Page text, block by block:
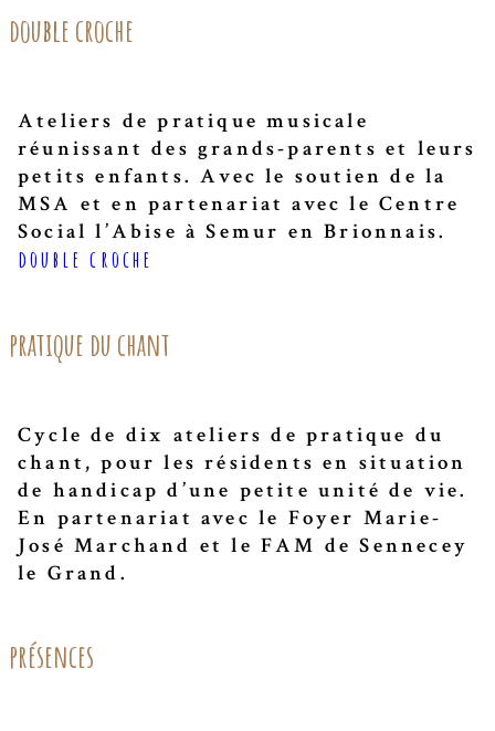
double croche
Ateliers de pratique musicale
réunissant des grands-parents et leurs
petits enfants. Avec le soutien de la
MSA et en partenariat avec le Centre
Social l’Abise à Semur en Brionnais.
double croche
pratique du chant
Cycle de dix ateliers de pratique du
chant, pour les résidents en situation
de handicap d’une petite unité de vie.
En partenariat avec le Foyer Marie-
José Marchand et le FAM de Sennecey
le Grand.
présences